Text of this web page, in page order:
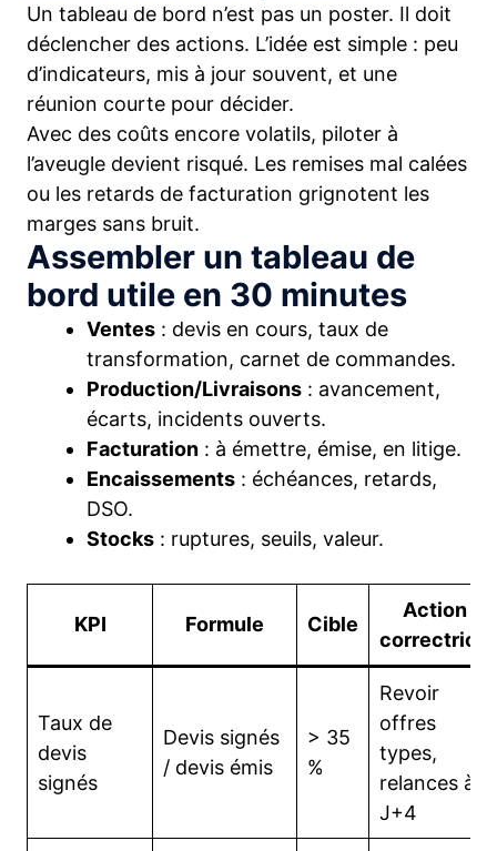
Un tableau de bord n’est pas un poster. Il doit
déclencher des actions. L’idée est simple : peu
d’indicateurs, mis à jour souvent, et une
réunion courte pour décider.
Avec des coûts encore volatils, piloter à
l’aveugle devient risqué. Les remises mal calées
ou les retards de facturation grignotent les
marges sans bruit.
Assembler un tableau de
bord utile en 30 minutes
Ventes : devis en cours, taux de
transformation, carnet de commandes.
Production/Livraisons : avancement,
écarts, incidents ouverts.
Facturation : à émettre, émise, en litige.
Encaissements : échéances, retards,
DSO.
Stocks : ruptures, seuils, valeur.
KPI Formule Cible
Action
correctrice
Taux de
devis
signés
Devis signés
/ devis émis
> 35
%
Revoir
offres
types,
relances à
J+4